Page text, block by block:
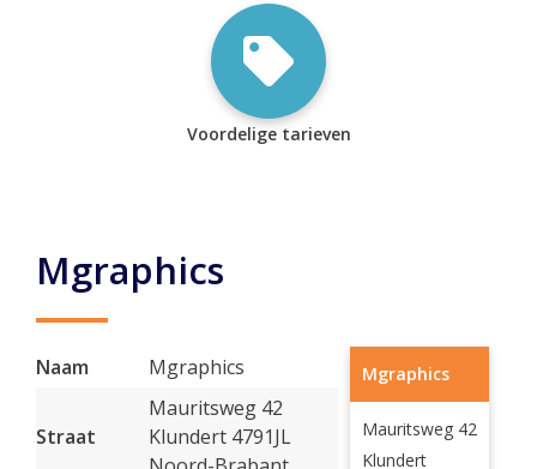
Voordelige tarieven
Mgraphics
Naam Mgraphics
Straat
Mauritsweg 42
Klundert 4791JL
Mgraphics
Mauritsweg 42
Klundert